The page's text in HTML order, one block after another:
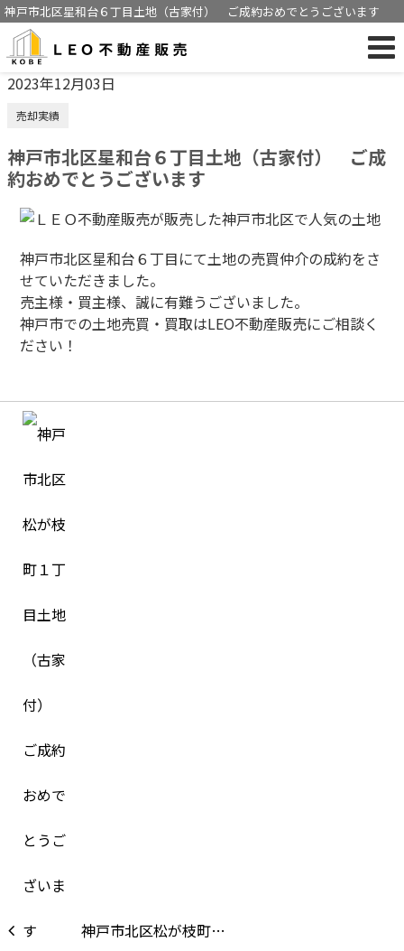
神戸市北区星和台６丁目土地（古家付） ご成約おめでとうございます
2023年12月03日
売却実績
神戸市北区星和台６丁目土地（古家付） ご成
約おめでとうございます
神戸市北区星和台６丁目にて土地の売買仲介の成約をさ
せていただきました。
売主様・買主様、誠に有難うございました。
神戸市での土地売買・買取はLEO不動産販売にご相談く
ださい！
神戸市北区松が枝町…